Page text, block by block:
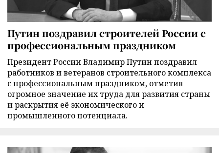
Путин поздравил строителей России с
профессиональным праздником
Президент России Владимир Путин поздравил
работников и ветеранов строительного комплекса
с профессиональным праздником, отметив
огромное значение их труда для развития страны
и раскрытия её экономического и
промышленного потенциала.